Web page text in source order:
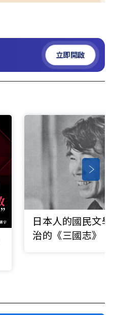
立即開啟
日本人的國民文
治的《三國志》